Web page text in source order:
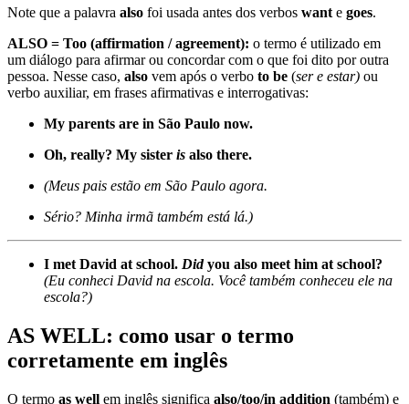
Note que a palavra also foi usada antes dos verbos want e goes.
ALSO = Too (affirmation / agreement): o termo é utilizado em
um diálogo para afirmar ou concordar com o que foi dito por outra
pessoa. Nesse caso, also vem após o verbo to be (ser e estar) ou
verbo auxiliar, em frases afirmativas e interrogativas:
My parents are in São Paulo now.
Oh, really? My sister is also there.
(Meus pais estão em São Paulo agora.
Sério? Minha irmã também está lá.)
I met David at school. Didyou also meet him at school?
(Eu conheci David na escola. Você também conheceu ele na
escola?)
AS WELL: como usar o termo
corretamente em inglês
O termo as well em inglês significa also/too/in addition (também) e